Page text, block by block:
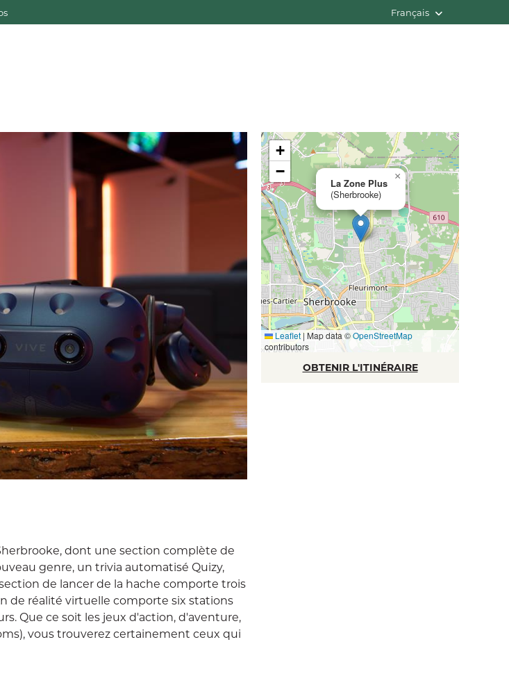
Français
La Zone Plus
(Sherbrooke)
×
+
−
Leaflet | Map data ©OpenStreetMap
contributors
OBTENIR L'ITINÉRAIRE
dont une section complète de
genre, un trivia automatisé Quizy,
de lancer de la hache comporte trois
de réalité virtuelle comporte six stations
Que ce soit les jeux d'action, d'aventure,
vous trouverez certainement ceux qui